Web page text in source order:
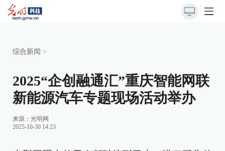
综合新闻 >
2025“企创融通汇”重庆智能网联
新能源汽车专题现场活动举办
来源： 光明网
2025-10-30 14:23